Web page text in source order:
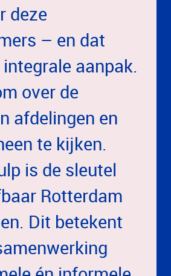
deze
– en dat
aanpak.
over de
afdelingen en
te kijken.
is de sleutel
Rotterdam
Dit betekent